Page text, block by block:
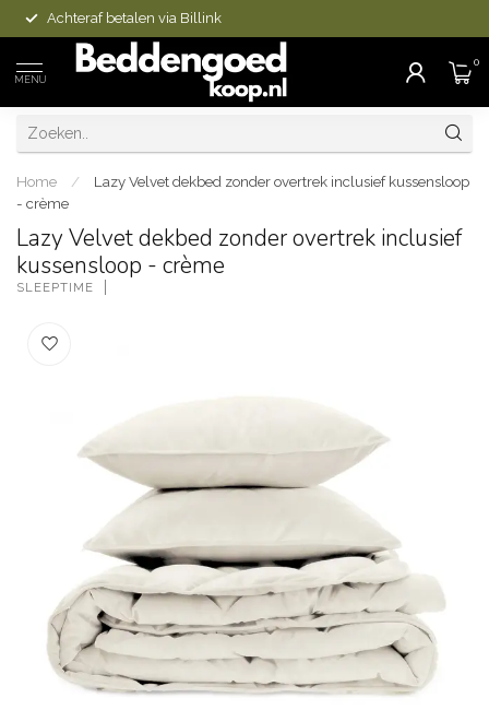
Achteraf betalen via Billink
MENU
0
Home /
Lazy Velvet dekbed zonder overtrek inclusief kussensloop
- crème
Lazy Velvet dekbed zonder overtrek inclusief
kussensloop - crème
SLEEPTIME